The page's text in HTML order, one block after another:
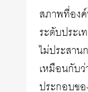
สภาพที่อง
ระดับประ
ไม่ประส
เหมือนกับ
ประกอบ